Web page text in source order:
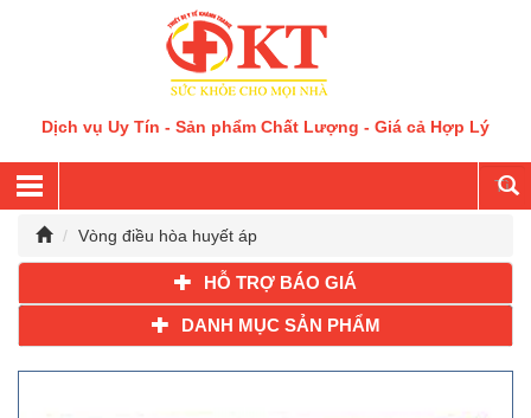
Dịch vụ Uy Tín - Sản phẩm Chất Lượng - Giá cả Hợp Lý
Vòng điều hòa huyết áp
HỖ TRỢ BÁO GIÁ
DANH MỤC SẢN PHẨM